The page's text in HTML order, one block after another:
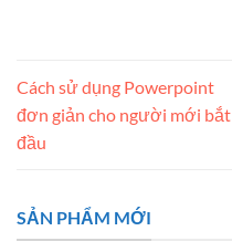
Cách sử dụng Powerpoint
đơn giản cho người mới bắt
đầu
SẢN PHẨM MỚI